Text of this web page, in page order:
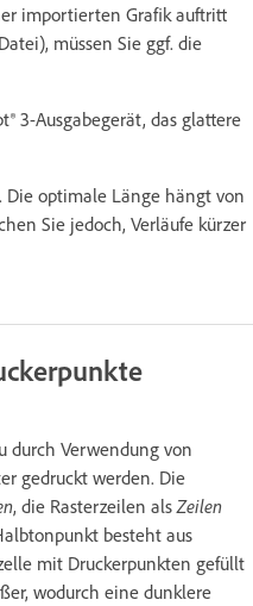
importierten Grafik auftritt
müssen Sie ggf. die
3-Ausgabegerät, das glattere
Die optimale Länge hängt von
Sie jedoch, Verläufe kürzer
durch Verwendung von
gedruckt werden. Die
, die Rasterzeilen als Zeilen
besteht aus
mit Druckerpunkten gefüllt
wodurch eine dunklere